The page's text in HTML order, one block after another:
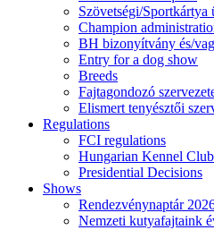
Szövetségi/Sportkártya
Champion
BH bizonyítvány és/
Entry for a dog show
Breeds
Fajtagondozó
Elismert tenyésztői
Regulations
FCI regulations
Hungarian Kennel
Presidential Decisions
Shows
Rendezvénynaptár
Nemzeti kutyafajtaink